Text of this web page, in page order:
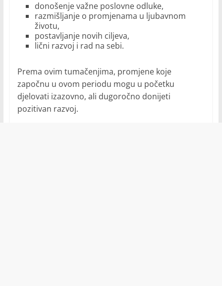
donošenje važne poslovne odluke,
razmišljanje o promjenama u ljubavnom
životu,
postavljanje novih ciljeva,
lični razvoj i rad na sebi.
Prema ovim tumačenjima, promjene koje
započnu u ovom periodu mogu u početku
djelovati izazovno, ali dugoročno donijeti
pozitivan razvoj.